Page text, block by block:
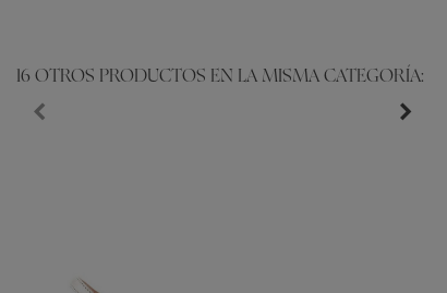
16 OTROS PRODUCTOS EN LA MISMA CATEGORÍA: